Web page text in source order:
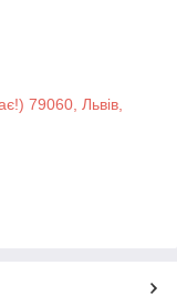
79060, Львів,